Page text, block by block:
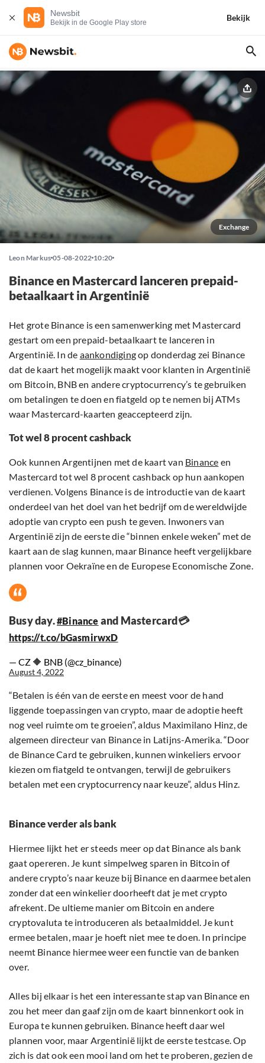
Newsbit
Bekijk in de Google Play store
Bekijk
Exchange
Leon Markus 05-08-2022 10:20
Binance en Mastercard lanceren prepaid-
betaalkaart in Argentinië
Het grote Binance is een samenwerking met Mastercard
gestart om een prepaid-betaalkaart te lanceren in
Argentinië. In de aankondigingop donderdag zei Binance
dat de kaart het mogelijk maakt voor klanten in Argentinië
om Bitcoin, BNB en andere cryptocurrency’s te gebruiken
om betalingen te doen en fiatgeld op te nemen bij ATMs
waar Mastercard-kaarten geaccepteerd zijn.
Tot wel 8 procent cashback
Ook kunnen Argentijnen met de kaart van Binance en
Mastercard tot wel 8 procent cashback op hun aankopen
verdienen. Volgens Binance is de introductie van de kaart
onderdeel van het doel van het bedrijf om de wereldwijde
adoptie van crypto een push te geven. Inwoners van
Argentinië zijn de eerste die “binnen enkele weken” met de
kaart aan de slag kunnen, maar Binance heeft vergelijkbare
plannen voor Oekraïne en de Europese Economische Zone.
Busy day.#Binance and Mastercard💳
https://t.co/bGasmirwxD
— CZ 🔶 BNB (@cz_binance)
August 4, 2022
“Betalen is één van de eerste en meest voor de hand
liggende toepassingen van crypto, maar de adoptie heeft
nog veel ruimte om te groeien”, aldus Maximilano Hinz, de
algemeen directeur van Binance in Latijns-Amerika. “Door
de Binance Card te gebruiken, kunnen winkeliers ervoor
kiezen om fiatgeld te ontvangen, terwijl de gebruikers
betalen met een cryptocurrency naar keuze”, aldus Hinz.
Binance verder als bank
Hiermee lijkt het er steeds meer op dat Binance als bank
gaat opereren. Je kunt simpelweg sparen in Bitcoin of
andere crypto’s naar keuze bij Binance en daarmee betalen
zonder dat een winkelier doorheeft dat je met crypto
afrekent. De ultieme manier om Bitcoin en andere
cryptovaluta te introduceren als betaalmiddel. Je kunt
ermee betalen, maar je hoeft niet mee te doen. In principe
neemt Binance hiermee weer een functie van de banken
over.
Alles bij elkaar is het een interessante stap van Binance en
zou het meer dan gaaf zijn om de kaart binnenkort ook in
Europa te kunnen gebruiken. Binance heeft daar wel
plannen voor, maar Argentinië lijkt de eerste testcase. Op
zich is dat ook een mooi land om het te proberen, gezien de